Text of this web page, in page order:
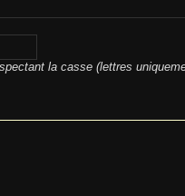
la casse (lettres